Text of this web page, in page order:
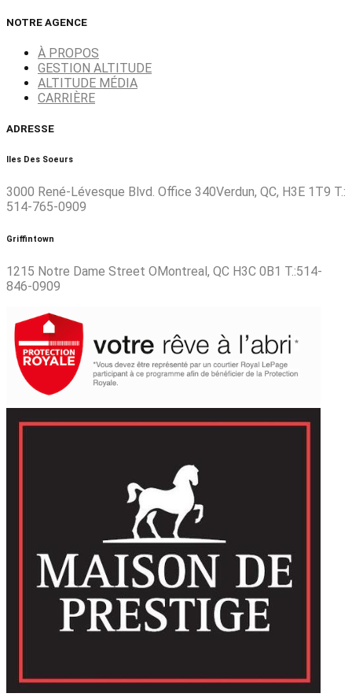
NOTRE AGENCE
À PROPOS
GESTION ALTITUDE
ALTITUDE MÉDIA
CARRIÈRE
ADRESSE
Iles Des Soeurs
3000 René-Lévesque Blvd. Office 340Verdun, QC, H3E 1T9 T.:
514-765-0909
Griffintown
1215 Notre Dame Street OMontreal, QC H3C 0B1 T.:514-
846-0909